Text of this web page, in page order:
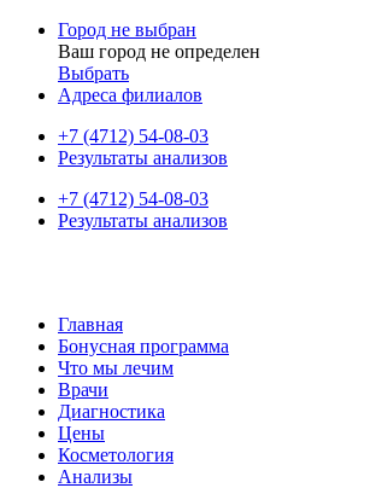
Город не выбран
Ваш город не определен
Выбрать
Адреса филиалов
+7 (4712) 54-08-03
Результаты анализов
+7 (4712) 54-08-03
Результаты анализов
Главная
Бонусная программа
Что мы лечим
Врачи
Диагностика
Цены
Косметология
Анализы